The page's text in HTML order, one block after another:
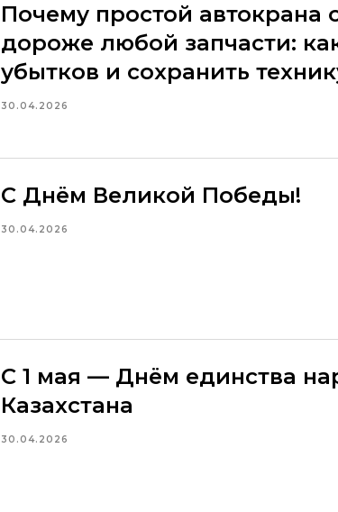
Почему простой автокрана
дороже любой запчасти:
убытков и сохранить
30.04.2026
С Днём Великой Победы!
30.04.2026
С 1 мая — Днём единства
Казахстана
30.04.2026